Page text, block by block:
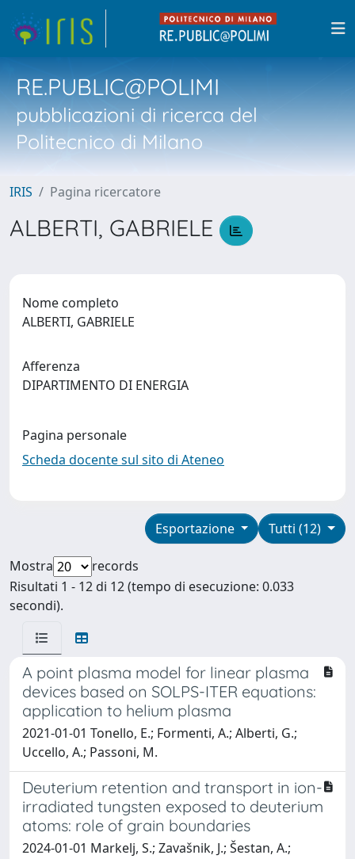
RE.PUBLIC@POLIMI
pubblicazioni di ricerca del
Politecnico di Milano
IRIS Pagina ricercatore
ALBERTI, GABRIELE
Nome completo
ALBERTI, GABRIELE
Afferenza
DIPARTIMENTO DI ENERGIA
Pagina personale
Scheda docente sul sito di Ateneo
Tutti (12)
Esportazione
Mostra
records
Risultati 1 - 12 di 12 (tempo di esecuzione: 0.033
secondi).
A point plasma model for linear plasma
devices based on SOLPS-ITER equations:
application to helium plasma
2021-01-01 Tonello, E.; Formenti, A.; Alberti, G.;
Uccello, A.; Passoni, M.
Deuterium retention and transport in ion-
irradiated tungsten exposed to deuterium
atoms: role of grain boundaries
2024-01-01 Markelj, S.; Zavašnik, J.; Šestan, A.;